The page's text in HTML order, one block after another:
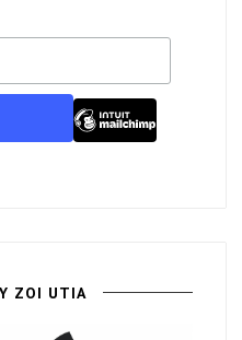
ZOI UTIA